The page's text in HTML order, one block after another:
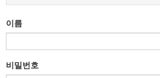
이름
비밀번호